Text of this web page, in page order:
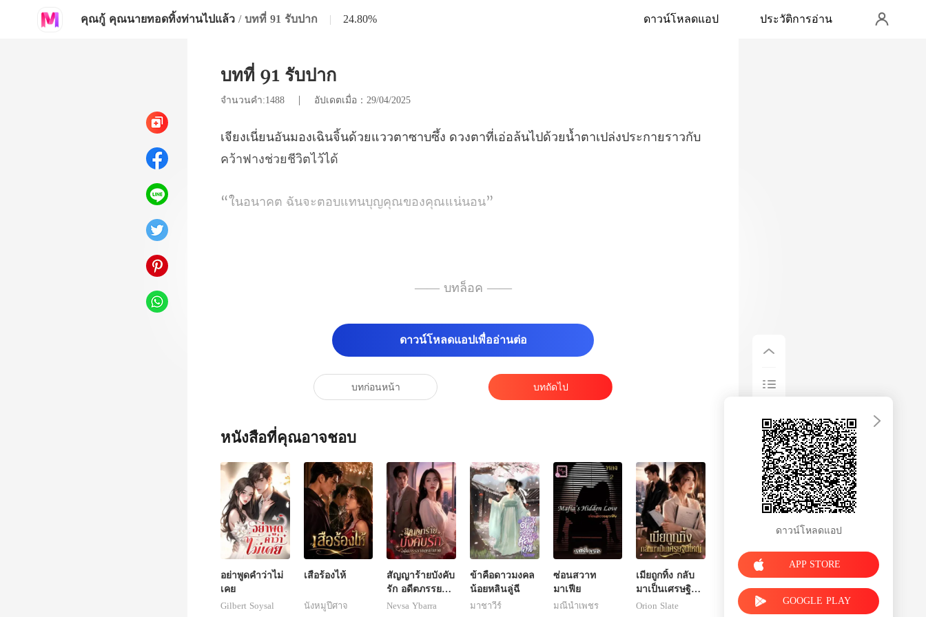
คุณกู้ คุณนายทอดทิ้งท่านไปแล้ว / บทที่ 91 รับปาก | 24.80% ดาวน์โหลดแอป ประวัติการอ่าน
บทที่ 91 รับปาก
จำนวนคำ:1488 | อัปเดตเมื่อ：29/04/2025
าบซึ้ง ดวงตาที่เอ่อล้นไปด้วยน้ำตาเป
ะตอบแทนบุญคุณ
่งมั่นและความซาบซึ้งใจของเจียงเนี่ย
—— บทล็อค ——
ดาวน์โหลดแอปเพื่ออ่านต่อ
บทก่อนหน้า บทถัดไป
หนังสือที่คุณอาจชอบ
อย่าพูดคำว่าไม่
เคย
Gilbert Soysal
เสือร้องไห้
นังหมูปีศาจ
สัญญาร้ายบังคับ
รัก อดีตภรรยา
ขอหย่าขาด
Nevsa Ybarra
ข้าคือดาวมงคล
น้อยหลินลู่ฉี
มาชาวีร์
ซ่อนสวาท
มาเฟีย
มณีน้ำเพชร
เมียถูกทิ้ง กลับ
มาเป็นเศรษฐินี
ใหญ่
Orion Slate
ดาวน์โหลดแอป
APP STORE
GOOGLE PLAY